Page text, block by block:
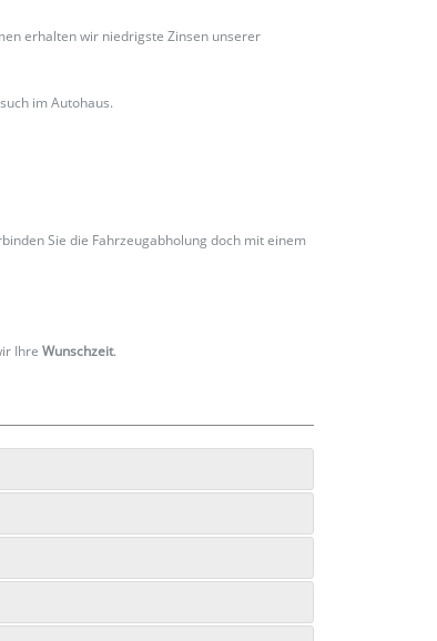
erhalten wir niedrigste Zinsen unserer
im Autohaus.
Sie die Fahrzeugabholung doch mit einem
IhreWunschzeit.